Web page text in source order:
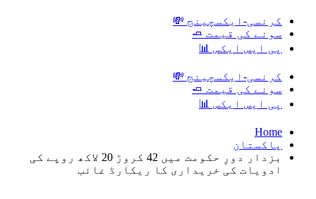
کرنسی-ایکسچینج 💸
سونے کی قیمت 🧈
پی ایس ایکس 📊
کرنسی-ایکسچینج 💸
سونے کی قیمت 🧈
پی ایس ایکس 📊
Home
پاکستان
بزدار دورِ حکومت میں 42 کروڑ 20 لاکھ روپے کی
ادویات کی خریداری کا ریکارڈ غائب